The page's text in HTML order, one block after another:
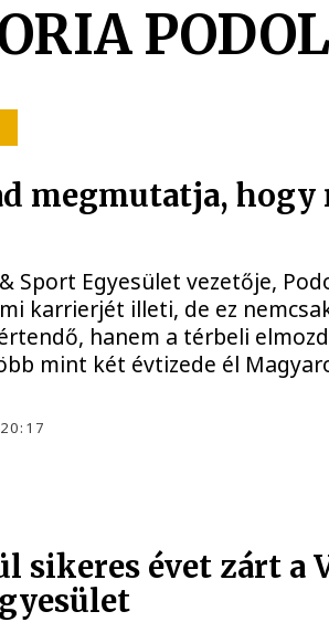
megmutatja,
Sport Egyesület vezetője,
karrierjét illeti, de ez
hanem a térbeli
mint két évtizede él
sikeres évet zárt a